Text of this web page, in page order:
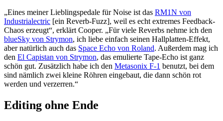
„Eines meiner Lieblingspedale für Noise ist das RM1N von
Industrialectric [ein Reverb-Fuzz], weil es echt extremes Feedback-
Chaos erzeugt“, erklärt Cooper. „Für viele Reverbs nehme ich den
blueSky von Strymon, ich liebe einfach seinen Hallplatten-Effekt,
aber natürlich auch das Space Echo von Roland. Außerdem mag ich
den El Capistan von Strymon, das emulierte Tape-Echo ist ganz
schön gut. Zusätzlich habe ich den Metasonix F-1 benutzt, bei dem
sind nämlich zwei kleine Röhren eingebaut, die dann schön rot
werden und verzerren.“
Editing ohne Ende